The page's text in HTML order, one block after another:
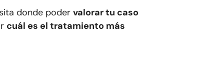
donde podervalorar tu caso
cuál es el tratamiento más